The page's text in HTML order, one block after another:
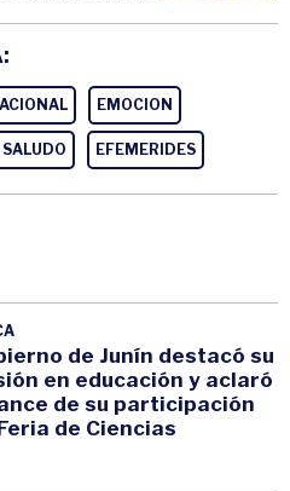
EMOCION
SALUDO EFEMERIDES
de Junín destacó su
en educación y aclaró
de su participación
de Ciencias